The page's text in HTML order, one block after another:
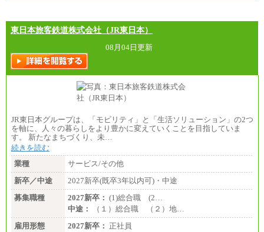
■（株）JTBグローバルマーケティング＆トラベル
訪日事業職 月給202,000～227,000円＋地域間調整
給
※詳細はJTBキャリアサイトよりご確認ください。
■(株)JTBビジネストランスフォーム
総合職 月給205,000～225,000円＋地域間調整給
エリア総合職 月給185,000円＋地域間調整給
■(株)JTBデータサービス ※2027年新卒募集終了
総合職 月給186,000～194,000円＋地域手当
■I&Jデジタルイノベーション(株)
総合職 月給224,500～242,600円＋地域手当
※詳細はJTBキャリアサイトよりご確認ください。
＜有期社員コース＞
■(株)JTBビジネストランスフォーム
有期契約職 月給185,000～195,000円
※詳細はJTBキャリアサイトよりご確認ください。
東日本旅客鉄道株式会社（JR東日本）
08月04日更新
JR東日本グループは、「モビリティ」と「生活ソリューション」の2つ
を軸に、人々の暮らしをより豊かに変えていくことを目指していま
す。 新たなまちづくり、未…
続きを読む
業種
サービス/その他
新卒／中途
2027新卒(既卒3年以内可)・中途
募集職種
2027新卒： (1)総合職 (2…
中途：
（１）総合職 （２）地…
雇用形態
2027新卒： 正社員